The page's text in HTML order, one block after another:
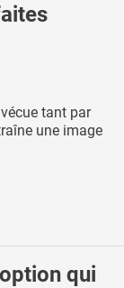
tant par
une image
qui